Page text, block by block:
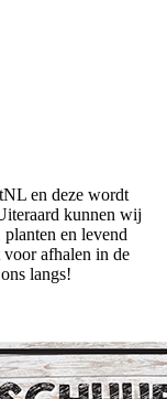
en deze wordt
kunnen wij
planten en levend
afhalen in de
langs!